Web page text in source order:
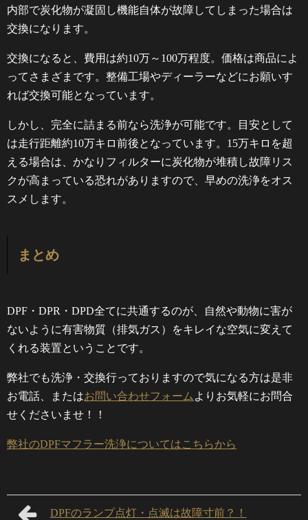
内部で炭化物が凝固し機能自体が故障してしまった場合は
交換になります。
交換になると、費用は約10万～100万程度。価格は商品によ
ってさまざまです。整備工場やディーラーなどにお願いす
れば交換可能となっています。
しかし、完全に詰まる前なら洗浄が可能です。目安として
は走行距離約10万キロ前後となっています。15万キロを超
える場合は、かなりフィルターに炭化物が堆積し故障リス
クが高まっている恐れがありますので、早めの洗浄をオス
スメします。
まとめ
DPF・DPR・DPD全てに共通するのが、自然や動物に害が
ないように有害物質（排気ガス）をキレイな空気に変えて
くれる装置ということです。
弊社でも洗浄・交換行っておりますので気になる方は是非
お電話、またはお問い合わせフォーム よりお気軽にお問合
せくださいませ！！
弊社のDPFマフラー洗浄についてはこちらから
DPFのランプ点灯・点滅は故障寸前？！